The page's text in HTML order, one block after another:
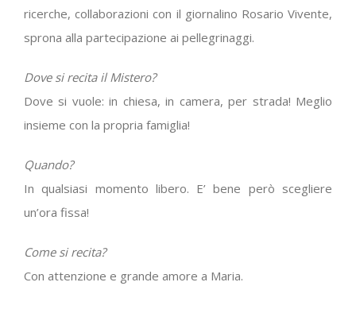
ricerche, collaborazioni con il giornalino Rosario Vivente,
sprona alla partecipazione ai pellegrinaggi.
Dove si recita il Mistero?
Dove si vuole: in chiesa, in camera, per strada! Meglio
insieme con la propria famiglia!
Quando?
In qualsiasi momento libero. E’ bene però scegliere
un’ora fissa!
Come si recita?
Con attenzione e grande amore a Maria.